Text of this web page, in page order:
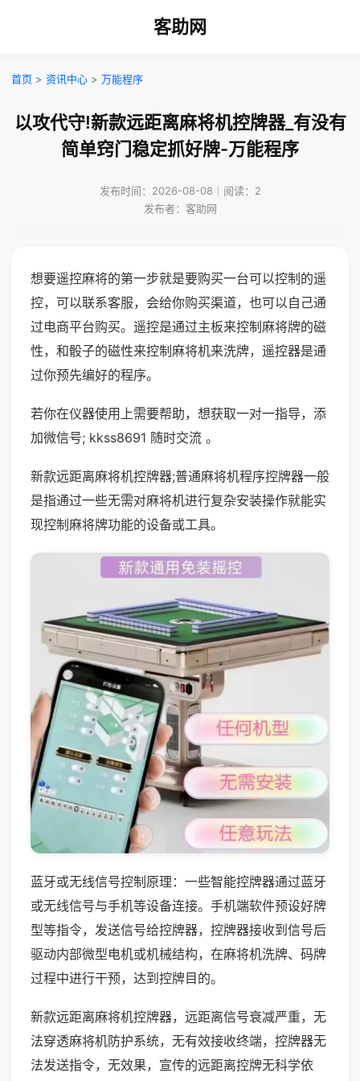
客助网
首页 > 资讯中心 > 万能程序
以攻代守!新款远距离麻将机控牌器_有没有
简单窍门稳定抓好牌-万能程序
发布时间：2026-08-08｜阅读：2
发布者：客助网
想要遥控麻将的第一步就是要购买一台可以控制的遥
控，可以联系客服，会给你购买渠道，也可以自己通
过电商平台购买。遥控是通过主板来控制麻将牌的磁
性，和骰子的磁性来控制麻将机来洗牌，遥控器是通
过你预先编好的程序。
若你在仪器使用上需要帮助，想获取一对一指导，添
加微信号; kkss8691 随时交流 。
新款远距离麻将机控牌器;普通麻将机程序控牌器一般
是指通过一些无需对麻将机进行复杂安装操作就能实
现控制麻将牌功能的设备或工具。
蓝牙或无线信号控制原理：一些智能控牌器通过蓝牙
或无线信号与手机等设备连接。手机端软件预设好牌
型等指令，发送信号给控牌器，控牌器接收到信号后
驱动内部微型电机或机械结构，在麻将机洗牌、码牌
过程中进行干预，达到控牌目的。
新款远距离麻将机控牌器，远距离信号衰减严重，无
法穿透麻将机防护系统，无有效接收终端，控牌器无
法发送指令，无效果，宣传的远距离控牌无科学依